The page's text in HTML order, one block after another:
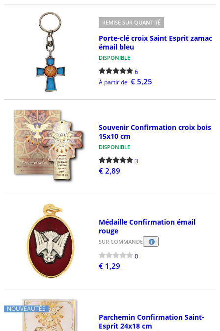
REMISE SUR QUANTITÉ
Porte-clé croix Saint Esprit zamac
émail bleu
DISPONIBLE
6
À partir de € 5,25
Souvenir Confirmation croix bois
15x10 cm
DISPONIBLE
3
€ 2,89
Médaille Confirmation émail
rouge
SUR COMMANDE
0
€ 1,29
NOUVEAUTÉS
Parchemin Confirmation Saint-
Esprit 24x18 cm